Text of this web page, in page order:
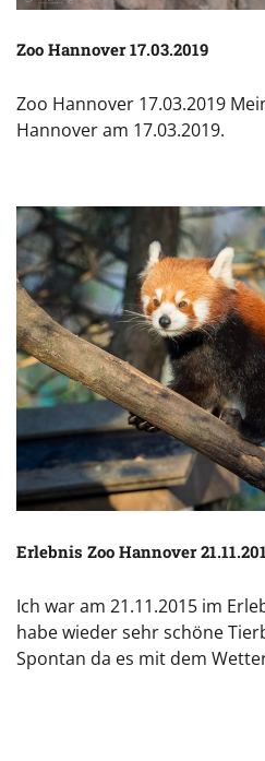
Zoo Hannover 17.03.2019
Zoo Hannover 17.03.2019
Hannover am 17.03.2019.
Erlebnis Zoo Hannover
Ich war am 21.11.2015 im
habe wieder sehr schöne
Spontan da es mit dem